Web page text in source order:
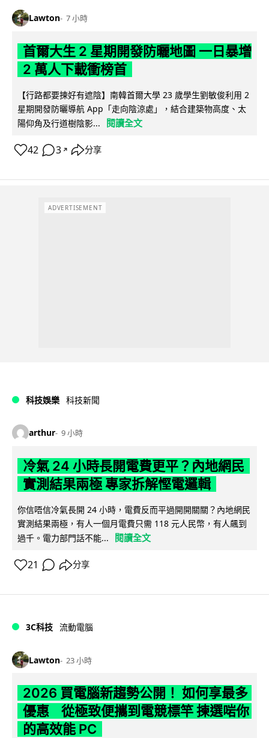
Lawton 7 小時
首爾大生 2 星期開發防曬地圖 一日暴增
2 萬人下載衝榜首
【行路都要揀好有遮陰】南韓首爾大學 23 歲學生劉敏俊利用 2
星期開發防曬導航 App「走向陰涼處」，結合建築物高度、太
陽仰角及行道樹陰影...
閱讀全文
42 3 ↗ 分享
ADVERTISEMENT
科技娛樂 科技新聞
arthur 9 小時
冷氣 24 小時長開電費更平？內地網民
實測結果兩極 專家拆解慳電邏輯
你信唔信冷氣長開 24 小時，電費反而平過開開關關？內地網民
實測結果兩極，有人一個月電費只需 118 元人民幣，有人飆到
過千。電力部門話不能...
閱讀全文
21 分享
3C科技 流動電腦
Lawton 23 小時
2026 買電腦新趨勢公開！ 如何享最多
優惠 從極致便攜到電競標竿 揀選啱你
的高效能 PC